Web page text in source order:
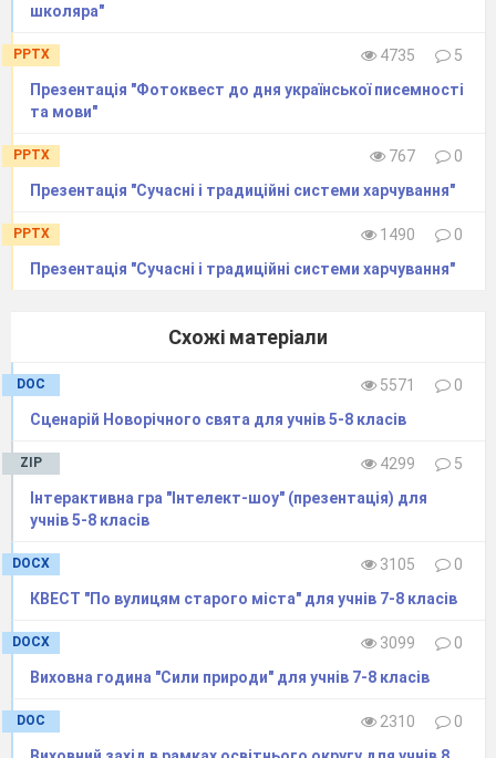
школяра"
PPTX 4735
5
Презентація "Фотоквест до дня української писемності
та мови"
PPTX 767
0
Презентація "Сучасні і традиційні системи харчування"
PPTX 1490
0
Презентація "Сучасні і традиційні системи харчування"
Схожі матеріали
DOC 5571
0
Сценарій Новорічного свята для учнів 5-8 класів
ZIP 4299
5
Інтерактивна гра "Інтелект-шоу" (презентація) для
учнів 5-8 класів
DOCX 3105
0
КВЕСТ "По вулицям старого міста" для учнів 7-8 класів
DOCX 3099
0
Виховна година "Сили природи" для учнів 7-8 класів
DOC 2310
0